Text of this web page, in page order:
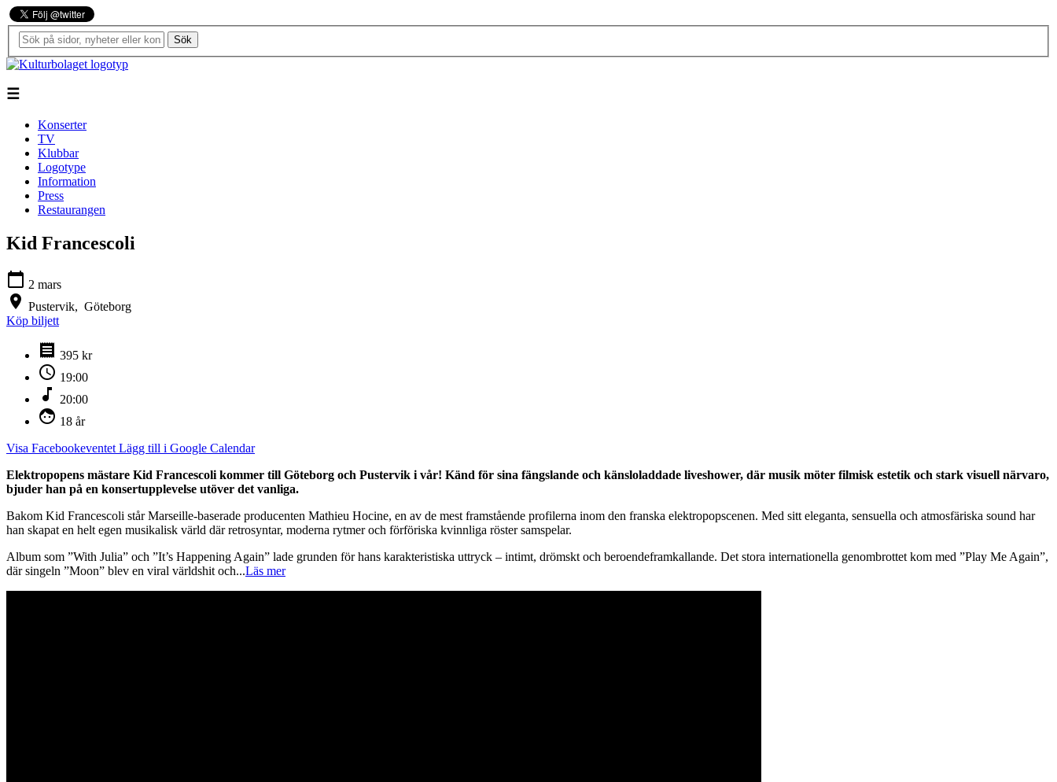
Sök
☰
Konserter
TV
Klubbar
Logotype
Information
Press
Restaurangen
Kid Francescoli
calendar_today 2 mars
location_on Pustervik, Göteborg
Köp biljett
receipt 395 kr
schedule 19:00
music_note 20:00
face 18 år
Visa Facebookeventet Lägg till i Google Calendar
Elektropopens mästare Kid Francescoli kommer till Göteborg och Pustervik i vår! Känd för sina fängslande och känsloladdade liveshower, där musik möter filmisk estetik och stark visuell närvaro,
bjuder han på en konsertupplevelse utöver det vanliga.
Bakom Kid Francescoli står Marseille-baserade producenten Mathieu Hocine, en av de mest framstående profilerna inom den franska elektropopscenen. Med sitt eleganta, sensuella och atmosfäriska sound har
han skapat en helt egen musikalisk värld där retrosyntar, moderna rytmer och förföriska kvinnliga röster samspelar.
Album som ”With Julia” och ”It’s Happening Again” lade grunden för hans karakteristiska uttryck – intimt, drömskt och beroendeframkallande. Det stora internationella genombrottet kom med ”Play Me Again”,
där singeln ”Moon” blev en viral världshit och...Läs mer